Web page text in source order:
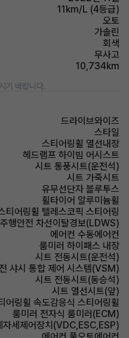
11km/L (4등급)
오토
가솔린
회색
무사고
10,734km
기 바랍니다.
드라이브와이즈
스타일
스티어링휠 열선내장
헤드램프 하이빔 어시스트
시트 통풍시트(운전석)
시트 가죽시트
유무선단자 블루투스
휠타이어 알루미늄휠
티어링휠 텔레스코픽 스티어링
주행안전 차선이탈경보(LDWS)
에어컨 수동에어컨
룸미러 하이패스 내장
시트 전동시트(운전석)
샤시 통합 제어 시스템(VSM)
시트 전동시트(동승석)
시트 열선시트(앞)
어링휠 속도감응식 스티어링휠
룸미러 전자식 룸미러(ECM)
자세제어장치(VDC,ESC,ESP)